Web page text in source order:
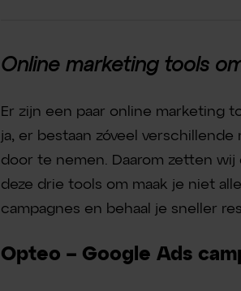
Online marketing tools
Er zijn een paar online marketing
ja, er bestaan zóveel
door te nemen. Daarom zetten wij
deze drie tools om maak je niet
campagnes en behaal je sneller
Opteo – Google Ads